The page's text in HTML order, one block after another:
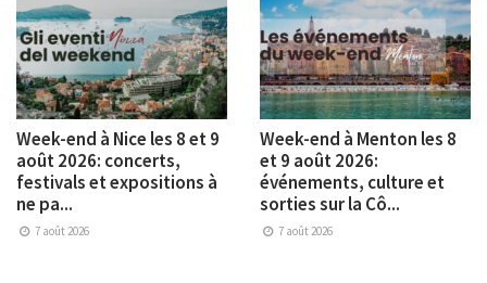
Week-end à Nice les 8 et 9
août 2026: concerts,
festivals et expositions à
ne pa...
7 août 2026
Week-end à Menton les 8
et 9 août 2026:
événements, culture et
sorties sur la Cô...
7 août 2026